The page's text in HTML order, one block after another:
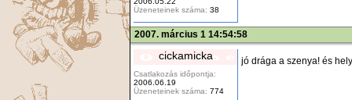
Üzeneteinek száma: 38
2007. március 1 14:54:58
cickamicka
Csatlakozás időpontja:
2006.06.19
Üzeneteinek száma: 774
jó drága a szenya! és